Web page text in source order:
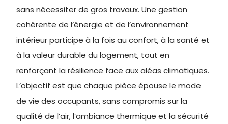
sans nécessiter de gros travaux. Une gestion
cohérente de l’énergie et de l’environnement
intérieur participe à la fois au confort, à la santé et
à la valeur durable du logement, tout en
renforçant la résilience face aux aléas climatiques.
L’objectif est que chaque pièce épouse le mode
de vie des occupants, sans compromis sur la
qualité de l’air, l’ambiance thermique et la sécurité